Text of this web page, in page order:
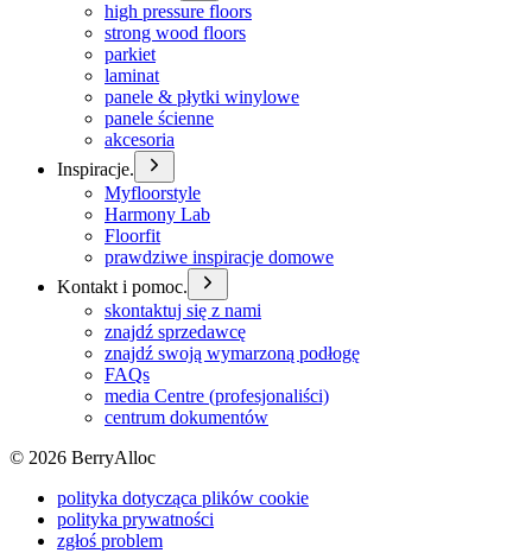
high pressure floors
strong wood floors
parkiet
laminat
panele & płytki winylowe
panele ścienne
akcesoria
Inspiracje.
Myfloorstyle
Harmony Lab
Floorfit
prawdziwe inspiracje domowe
Kontakt i pomoc.
skontaktuj się z nami
znajdź sprzedawcę
znajdź swoją wymarzoną podłogę
FAQs
media Centre (profesjonaliści)
centrum dokumentów
© 2026 BerryAlloc
polityka dotycząca plików cookie
polityka prywatności
zgłoś problem